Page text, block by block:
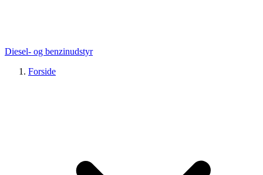
Diesel- og benzinudstyr
Forside